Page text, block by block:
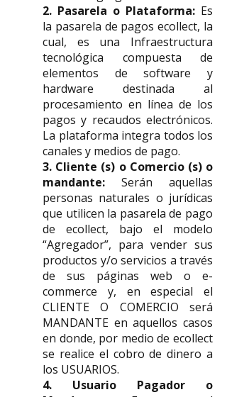
2. Pasarela o Plataforma: Es
la pasarela de pagos ecollect, la
cual, es una Infraestructura
tecnológica compuesta de
elementos de software y
hardware destinada al
procesamiento en línea de los
pagos y recaudos electrónicos.
La plataforma integra todos los
canales y medios de pago.
3. Cliente (s) o Comercio (s) o
mandante: Serán aquellas
personas naturales o jurídicas
que utilicen la pasarela de pago
de ecollect, bajo el modelo
“Agregador”, para vender sus
productos y/o servicios a través
de sus páginas web o e-
commerce y, en especial el
CLIENTE O COMERCIO será
MANDANTE en aquellos casos
en donde, por medio de ecollect
se realice el cobro de dinero a
los USUARIOS.
4. Usuario Pagador o